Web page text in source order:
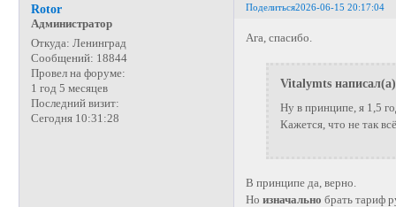
Поделиться2026-06-15 20:17:04
Rotor
Администратор
Откуда: Ленинград
Сообщений: 18844
Провел на форуме:
1 год 5 месяцев
Последний визит:
Сегодня 10:31:28
Ага, спасибо.
Vitalymts
Ну в принципе, я 1,5
Кажется, что не так
В принципе да, верно.
Ноизначально брать тариф